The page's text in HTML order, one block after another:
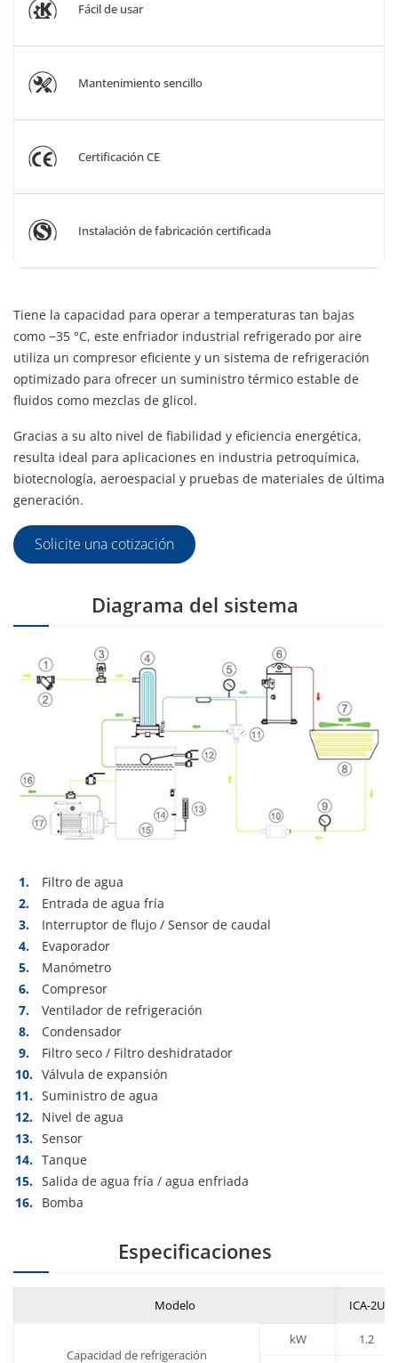
Fácil de usar
Mantenimiento sencillo
Certificación CE
Instalación de fabricación certificada
Tiene la capacidad para operar a temperaturas tan bajas
como −35 °C, este enfriador industrial refrigerado por aire
utiliza un compresor eficiente y un sistema de refrigeración
optimizado para ofrecer un suministro térmico estable de
fluidos como mezclas de glicol.
Gracias a su alto nivel de fiabilidad y eficiencia energética,
resulta ideal para aplicaciones en industria petroquímica,
biotecnología, aeroespacial y pruebas de materiales de última
generación.
Solicite una cotización
Diagrama del sistema
Filtro de agua
Entrada de agua fría
Interruptor de flujo / Sensor de caudal
Evaporador
Manómetro
Compresor
Ventilador de refrigeración
Condensador
Filtro seco / Filtro deshidratador
Válvula de expansión
Suministro de agua
Nivel de agua
Sensor
Tanque
Salida de agua fría / agua enfriada
Bomba
Especificaciones
Modelo ICA-2U
Capacidad de refrigeración
kW
1.2